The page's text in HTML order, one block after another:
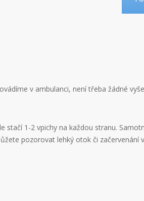
v ambulanci, není třeba žádné
stačí 1-2 vpichy na každou stranu.
pozorovat lehký otok či začervenání